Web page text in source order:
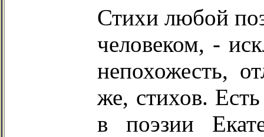
Стихи любой
человеком, -
непохожесть,
же, стихов.
в поэзии